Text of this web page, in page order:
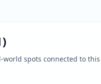
)
spots connected to